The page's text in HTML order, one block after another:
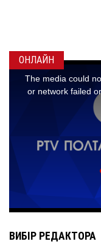
ОНЛАЙН
ВИБІР РЕДАКТОРА